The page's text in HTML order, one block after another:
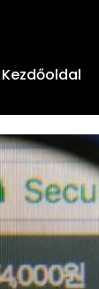
Kezdőoldal